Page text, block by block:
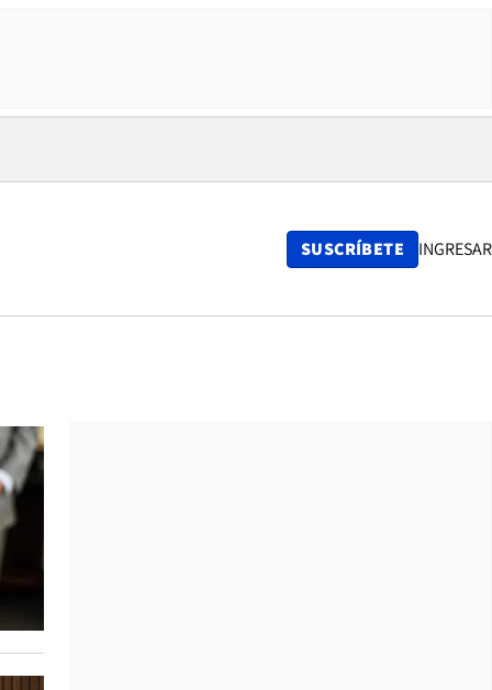
SUSCRÍBETE INGRESAR